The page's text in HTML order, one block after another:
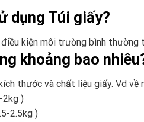
dụng Túi giấy?
kiện môi trường bình
khoảng bao
thước và chất liệu giấy. Vd
2kg )
2.5kg )